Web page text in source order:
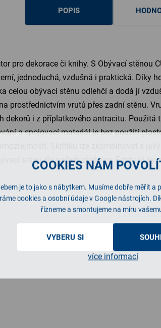
COOKIES NÁM
je to jako s nábytkem. Musíme dobře měřit a
cookies a osobní údaje v Google nástrojích.
řízneme a smontujeme na míru
VYBERU SI
více informací
POPIS
pro dekorace či knihy. S Obývací stěnou
jednoduchá, vzdušná i praktická. Díky
celou obývací stěnu odlehčí a dodá jí
prostřednictvím vrutů přes zadní stěnu.
dekorů i z příplatkového antracitu. Použitá
a spojovací materiál je bez použití
Skříňku lze zkombinovat s
stěnu dle vašich představ. Fantazii se